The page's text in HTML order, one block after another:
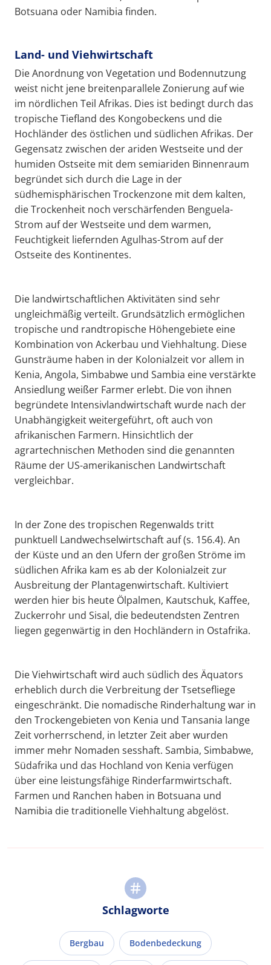
Botsuana oder Namibia finden.
Land- und Viehwirtschaft
Die Anordnung von Vegetation und Bodennutzung
weist nicht jene breitenparallele Zonierung auf wie
im nördlichen Teil Afrikas. Dies ist bedingt durch das
tropische Tiefland des Kongobeckens und die
Hochländer des östlichen und südlichen Afrikas. Der
Gegensatz zwischen der ariden Westseite und der
humiden Ostseite mit dem semiariden Binnenraum
begründet sich durch die Lage in der
südhemisphärischen Trockenzone mit dem kalten,
die Trockenheit noch verschärfenden Benguela-
Strom auf der Westseite und dem warmen,
Feuchtigkeit liefernden Agulhas-Strom auf der
Ostseite des Kontinentes.
Die landwirtschaftlichen Aktivitäten sind sehr
ungleichmäßig verteilt. Grundsätzlich ermöglichen
tropische und randtropische Höhengebiete eine
Kombination von Ackerbau und Viehhaltung. Diese
Gunsträume haben in der Kolonialzeit vor allem in
Kenia, Angola, Simbabwe und Sambia eine verstärkte
Ansiedlung weißer Farmer erlebt. Die von ihnen
begründete Intensivlandwirtschaft wurde nach der
Unabhängigkeit weitergeführt, oft auch von
afrikanischen Farmern. Hinsichtlich der
agrartechnischen Methoden sind die genannten
Räume der US-amerikanischen Landwirtschaft
vergleichbar.
In der Zone des tropischen Regenwalds tritt
punktuell Landwechselwirtschaft auf (s. 156.4). An
der Küste und an den Ufern der großen Ströme im
südlichen Afrika kam es ab der Kolonialzeit zur
Ausbreitung der Plantagenwirtschaft. Kultiviert
werden hier bis heute Ölpalmen, Kautschuk, Kaffee,
Zuckerrohr und Sisal, die bedeutendsten Zentren
liegen gegenwärtig in den Hochländern in Ostafrika.
Die Viehwirtschaft wird auch südlich des Äquators
erheblich durch die Verbreitung der Tsetsefliege
eingeschränkt. Die nomadische Rinderhaltung war in
den Trockengebieten von Kenia und Tansania lange
Zeit vorherrschend, in letzter Zeit aber wurden
immer mehr Nomaden sesshaft. Sambia, Simbabwe,
Südafrika und das Hochland von Kenia verfügen
über eine leistungsfähige Rinderfarmwirtschaft.
Farmen und Ranchen haben in Botsuana und
Namibia die traditionelle Viehhaltung abgelöst.
Schlagworte
Bergbau Bodenbedeckung